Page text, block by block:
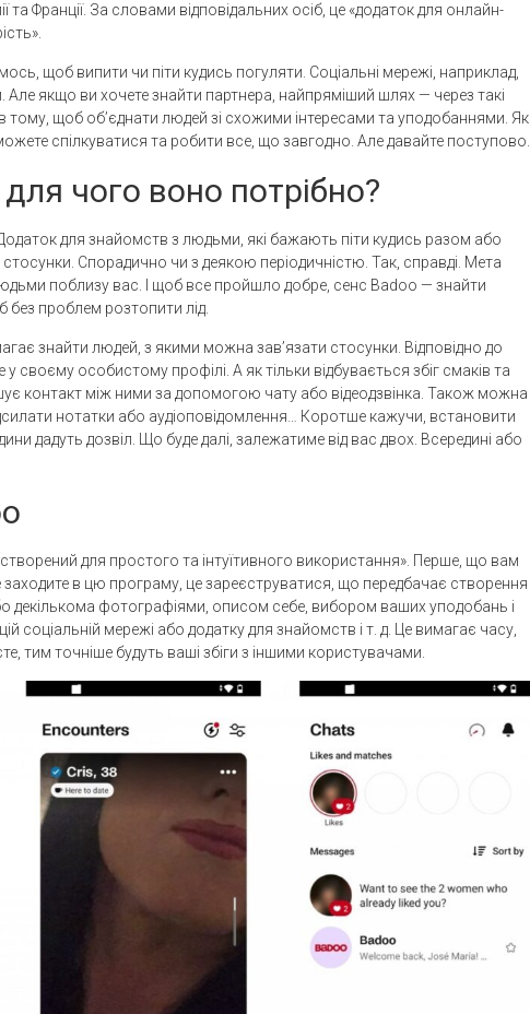
та Франції. За словами відповідальних осіб, це «додаток для онлайн-
щоб випити чи піти кудись погуляти. Соціальні мережі, наприклад,
якщо ви хочете знайти партнера, найпряміший шлях — через такі
тому, щоб об’єднати людей зі схожими інтересами та уподобаннями. Як
спілкуватися та робити все, що завгодно. Але давайте поступово.
чого воно потрібно?
для знайомств з людьми, які бажають піти кудись разом або
Спорадично чи з деякою періодичністю. Так, справді. Мета
поблизу вас. І щоб все пройшло добре, сенс Badoo — знайти
проблем розтопити лід.
знайти людей, з якими можна зав’язати стосунки. Відповідно до
у своєму особистому профілі. А як тільки відбувається збіг смаків та
контакт між ними за допомогою чату або відеодзвінка. Також можна
нотатки або аудіоповідомлення… Коротше кажучи, встановити
дадуть дозвіл. Що буде далі, залежатиме від вас двох. Всередині або
для простого та інтуїтивного використання». Перше, що вам
в цю програму, це зареєструватися, що передбачає створення
декількома фотографіями, описом себе, вибором ваших уподобань і
соціальній мережі або додатку для знайомств і т. д. Це вимагає часу,
тим точніше будуть ваші збіги з іншими користувачами.